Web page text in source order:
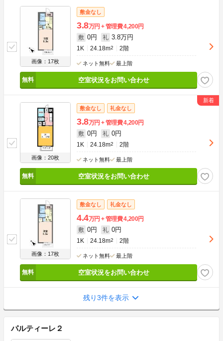
画像：17枚
敷金なし
3.8万円 管理費4,200円
敷 0円 礼 3.8万円
1K 24.18m2 2階
ネット無料 最上階
空室状況をお問い合わせ
画像：20枚
敷金なし 礼金なし
3.8万円 管理費4,200円
敷 0円 礼 0円
1K 24.18m2 2階
ネット無料 最上階
空室状況をお問い合わせ
画像：17枚
敷金なし 礼金なし
4.4万円 管理費4,200円
敷 0円 礼 0円
1K 24.18m2 2階
ネット無料 最上階
空室状況をお問い合わせ
残り3件を表示
パルティーレ２